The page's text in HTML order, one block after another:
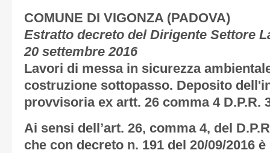
COMUNE DI VIGONZA (PADOVA)
Estratto decreto del Dirigente Settore
20 settembre 2016
Lavori di messa in sicurezza
costruzione sottopasso. Deposito
provvisoria ex artt. 26 comma 4 D.P.R.
Ai sensi dell’art. 26, comma 4, del
che con decreto n. 191 del 20/09/2016